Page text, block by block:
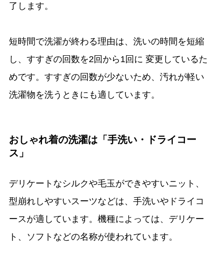
了します。
短時間で洗濯が終わる理由は、洗いの時間を短縮
し、すすぎの回数を2回から1回に 変更しているた
めです。すすぎの回数が少ないため、汚れが軽い
洗濯物を洗うときにも適しています。
おしゃれ着の洗濯は「手洗い・ドライコー
ス」
デリケートなシルクや毛玉ができやすいニット、
型崩れしやすいスーツなどは、手洗いやドライコ
ースが適しています。機種によっては、デリケー
ト、ソフトなどの名称が使われています。